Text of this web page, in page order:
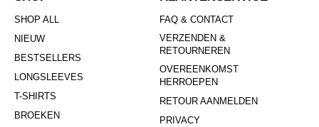
SHOP ALL
NIEUW
BESTSELLERS
LONGSLEEVES
T-SHIRTS
BROEKEN
FAQ & CONTACT
VERZENDEN &
RETOURNEREN
OVEREENKOMST
HERROEPEN
RETOUR AANMELDEN
PRIVACY